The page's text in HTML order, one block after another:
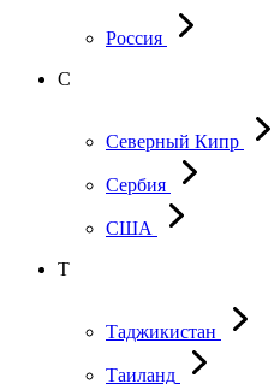
Россия
С
Северный Кипр
Сербия
США
Т
Таджикистан
Таиланд